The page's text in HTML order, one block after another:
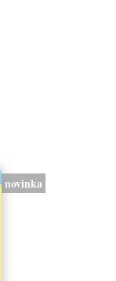
novinka